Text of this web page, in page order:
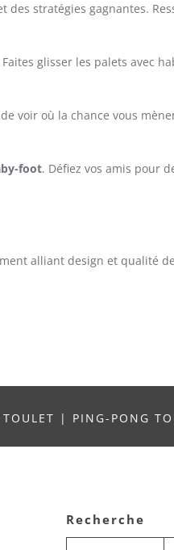
des stratégies gagnantes.
glisser les palets avec
voir où la chance vous
foot. Défiez vos amis pour
alliant design et qualité
| PING-PONG
Recherche